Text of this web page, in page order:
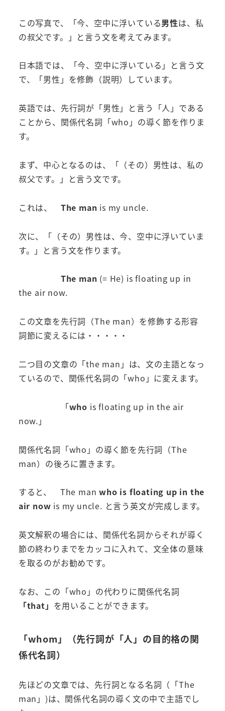
この写真で、「今、空中に浮いている男性は、私
の叔父です。」と言う文を考えてみます。
日本語では、「今、空中に浮いている」と言う文
で、「男性」を修飾（説明）しています。
英語では、先行詞が「男性」と言う「人」である
ことから、関係代名詞「who」の導く節を作りま
す。
まず、中心となるのは、「（その）男性は、私の
叔父です。」と言う文です。
これは、 The man is my uncle.
次に、「（その）男性は、今、空中に浮いていま
す。」と言う文を作ります。
The man (= He) is floating up in
the air now.
この文章を先行詞（The man）を修飾する形容
詞節に変えるには・・・・・
二つ目の文章の「the man」は、文の主語となっ
ているので、関係代名詞の「who」に変えます。
「who is floating up in the air
now.」
関係代名詞「who」の導く節を先行詞（The
man）の後ろに置きます。
すると、 The manwho is floating up in the
air now is my uncle. と言う英文が完成します。
英文解釈の場合には、関係代名詞からそれが導く
節の終わりまでをカッコに入れて、文全体の意味
を取るのがお勧めです。
なお、この「who」の代わりに関係代名詞
「that」 を用いることができます。
「whom」（先行詞が「人」の目的格の関
係代名詞）
先ほどの文章では、先行詞となる名詞（「The
man」)は、関係代名詞の導く文の中で主語でし